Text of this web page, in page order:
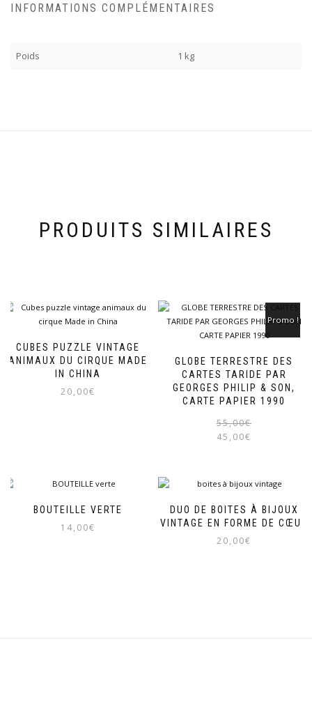
INFORMATIONS COMPLÉMENTAIRES
Poids 1 kg
PRODUITS SIMILAIRES
CUBES PUZZLE VINTAGE
ANIMAUX DU CIRQUE MADE
IN CHINA
20,00€
GLOBE TERRESTRE DES
CARTES TARIDE PAR
GEORGES PHILIP & SON,
CARTE PAPIER 1990
Promo !
55,00€
45,00€
BOUTEILLE VERTE
14,00€
DUO DE BOITES À BIJOUX
VINTAGE EN FORME DE CŒUR
20,00€